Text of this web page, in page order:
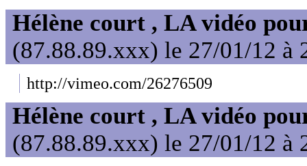
Hélène court , LA vidéo
(87.88.89.xxx) le 27/01/12 à
http://vimeo.com/26276509
Hélène court , LA vidéo
(87.88.89.xxx) le 27/01/12 à